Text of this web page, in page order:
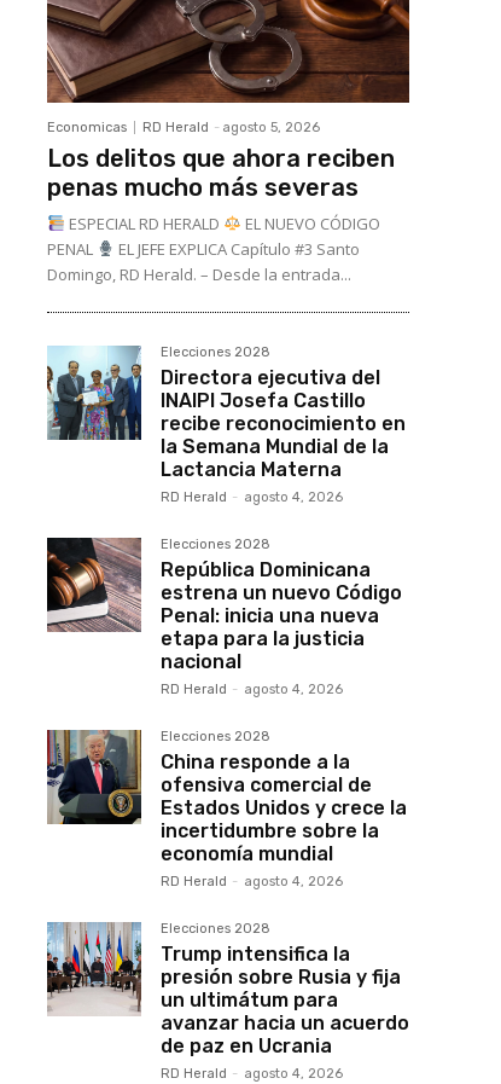
Economicas RD Herald - agosto 5, 2026
Los delitos que ahora reciben
penas mucho más severas
ESPECIAL RD HERALD
EL NUEVO CÓDIGO
PENAL
EL JEFE EXPLICA Capítulo #3 Santo
Domingo, RD Herald. – Desde la entrada...
Elecciones 2028
Directora ejecutiva del
INAIPI Josefa Castillo
recibe reconocimiento en
la Semana Mundial de la
Lactancia Materna
RD Herald - agosto 4, 2026
Elecciones 2028
República Dominicana
estrena un nuevo Código
Penal: inicia una nueva
etapa para la justicia
nacional
RD Herald - agosto 4, 2026
Elecciones 2028
China responde a la
ofensiva comercial de
Estados Unidos y crece la
incertidumbre sobre la
economía mundial
RD Herald - agosto 4, 2026
Elecciones 2028
Trump intensifica la
presión sobre Rusia y fija
un ultimátum para
avanzar hacia un acuerdo
de paz en Ucrania
RD Herald - agosto 4, 2026